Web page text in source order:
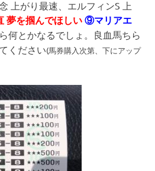
上がり最速、エルフィンS 上
夢を掴んでほしい⑨マリアエ
何とかなるでしょ。良血馬ちら
ください(馬券購入次第、下にアップ